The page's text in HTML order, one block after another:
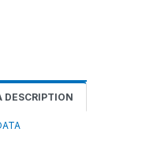
DESCRIPTION